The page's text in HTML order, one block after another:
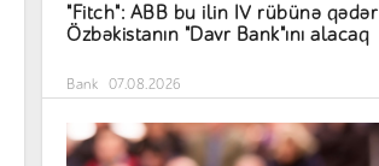
"Fitch": ABB bu ilin IV rübünə qədər
Özbəkistanın "Davr Bank"ını alacaq
Bank 07.08.2026